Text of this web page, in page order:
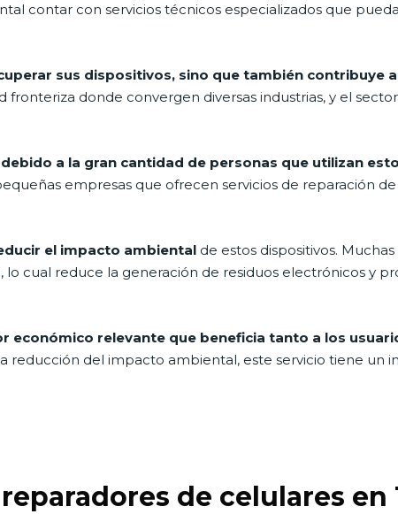
contar con servicios técnicos especializados que
sus dispositivos, sino que también contribuye
fronteriza donde convergen diversas industrias, y el
a la gran cantidad de personas que utilizan
empresas que ofrecen servicios de reparación
el impacto ambiental de estos dispositivos.
cual reduce la generación de residuos electrónicos y
económico relevante que beneficia tanto a los
reducción del impacto ambiental, este servicio tiene un
de celulares en